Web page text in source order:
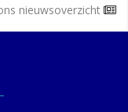
nieuwsoverzicht